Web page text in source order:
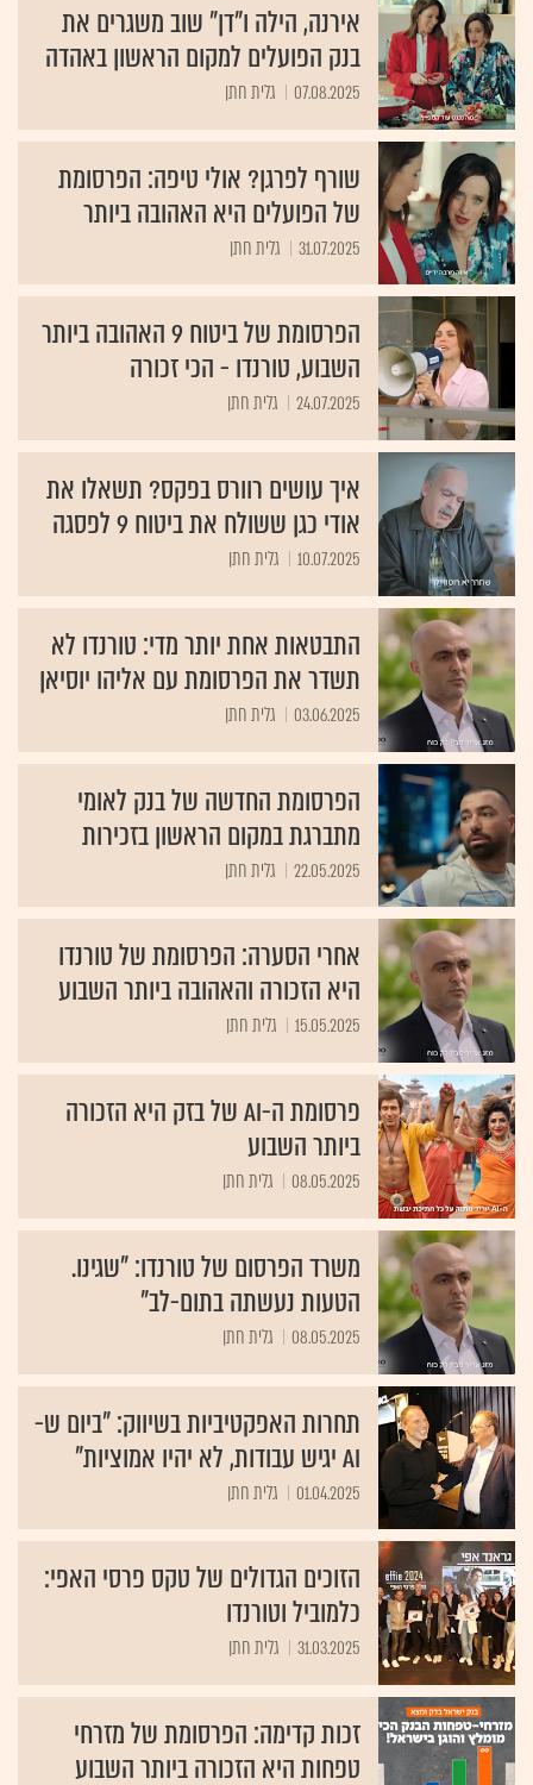
אירנה, הילה ו"דן" שוב משגרים את
בנק הפועלים למקום הראשון באהדה
07.08.2025 גלית חתן
שורף לפרגן? אולי טיפה: הפרסומת
של הפועלים היא האהובה ביותר
31.07.2025 גלית חתן
הפרסומת של ביטוח 9 האהובה ביותר
השבוע, טורנדו - הכי זכורה
24.07.2025 גלית חתן
איך עושים רוורס בפקס? תשאלו את
אודי כגן ששולח את ביטוח 9 לפסגה
10.07.2025 גלית חתן
התבטאות אחת יותר מדי: טורנדו לא
תשדר את הפרסומת עם אליהו יוסיאן
03.06.2025 גלית חתן
הפרסומת החדשה של בנק לאומי
מתברגת במקום הראשון בזכירות
22.05.2025 גלית חתן
אחרי הסערה: הפרסומת של טורנדו
היא הזכורה והאהובה ביותר השבוע
15.05.2025 גלית חתן
פרסומת ה-AI של בזק היא הזכורה
ביותר השבוע
08.05.2025 גלית חתן
משרד הפרסום של טורנדו: "שגינו.
הטעות נעשתה בתום-לב"
08.05.2025 גלית חתן
תחרות האפקטיביות בשיווק: "ביום ש-
AI יגיש עבודות, לא יהיו אמוציות"
01.04.2025 גלית חתן
הזוכים הגדולים של טקס פרסי האפי:
כלמוביל וטורנדו
31.03.2025 גלית חתן
זכות קדימה: הפרסומת של מזרחי
טפחות היא הזכורה ביותר השבוע